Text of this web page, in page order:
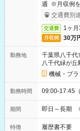
週 ※月収例
ービス利用可
交通費別
交通費 1ヶ
月収例 30万
勤務地
千葉県八千代
八千代緑が
機械・プ
勤務時間 09:00-17:45
期間 即日～長期
特徴 履歴書不要